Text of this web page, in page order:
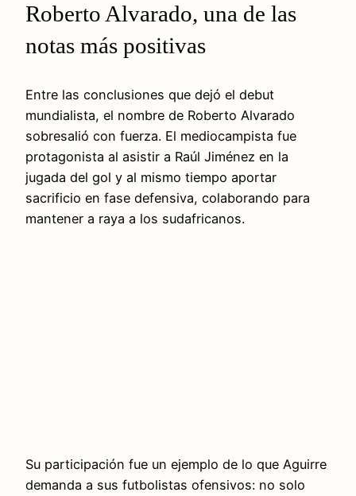
Roberto Alvarado, una de las
notas más positivas
Entre las conclusiones que dejó el debut
mundialista, el nombre de Roberto Alvarado
sobresalió con fuerza. El mediocampista fue
protagonista al asistir a Raúl Jiménez en la
jugada del gol y al mismo tiempo aportar
sacrificio en fase defensiva, colaborando para
mantener a raya a los sudafricanos.
Su participación fue un ejemplo de lo que Aguirre
demanda a sus futbolistas ofensivos: no solo